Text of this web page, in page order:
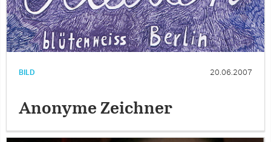
BILD 20.06.2007
Anonyme Zeichner